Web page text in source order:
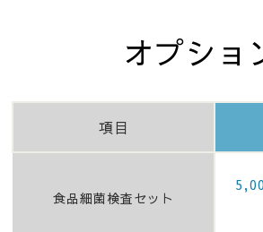
オプショ
項目
食品細菌検査セット